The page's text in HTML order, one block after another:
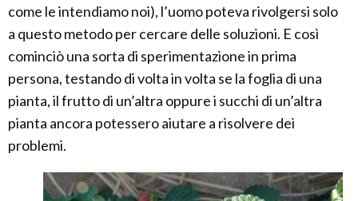
come le intendiamo noi), l’uomo poteva rivolgersi solo
a questo metodo per cercare delle soluzioni. E così
cominciò una sorta di sperimentazione in prima
persona, testando di volta in volta se la foglia di una
pianta, il frutto di un’altra oppure i succhi di un’altra
pianta ancora potessero aiutare a risolvere dei
problemi.